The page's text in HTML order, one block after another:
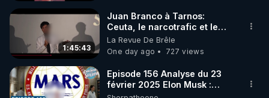
1:45:43
Juan Branco à Tarnos:
Ceuta, le narcotrafic et le
pouvoir en France
La Revue De Brêle
One day ago
727 views
Episode 156 Analyse du 23
février 2025 Elon Musk :
Houston , on a un problème !